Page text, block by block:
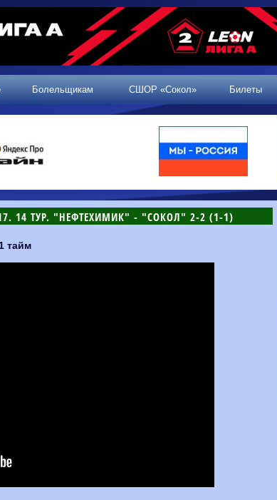
Болельщикам СШОР «Сокол» Билеты
14 ТУР. "НЕФТЕХИМИК" - "СОКОЛ" 2-2 (1-1)
1 тайм